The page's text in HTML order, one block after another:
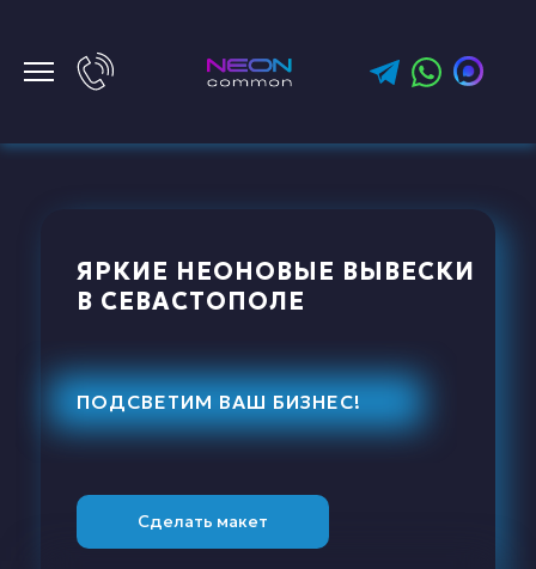
ЯРКИЕ НЕОНОВЫЕ ВЫВЕСКИ
В СЕВАСТОПОЛЕ
ПОДСВЕТИМ ВАШ БИЗНЕС!
Сделать макет